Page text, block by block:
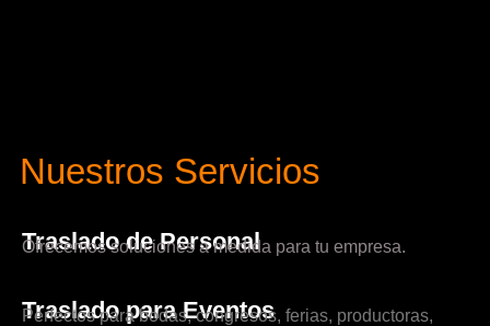
Nuestros Servicios
Traslado de Personal
Ofrecemos soluciones a medida para tu empresa.
Traslado para Eventos
Perfectos para bodas, congresos, ferias, productoras,